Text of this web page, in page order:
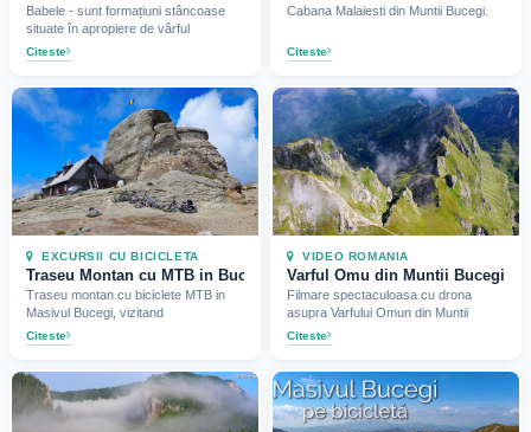
Babele - sunt formațiuni stâncoase
situate în apropiere de vârful
Citeste
Cabana Malaiesti din Muntii Bucegi.
Citeste
EXCURSII CU BICICLETA
Traseu Montan cu MTB in Bucegi (Babele, Sfinxul si Vf Omu)
Traseu montan cu biciclete MTB in
Masivul Bucegi, vizitand
Citeste
VIDEO ROMANIA
Varful Omu din Muntii Bucegi
Filmare spectaculoasa cu drona
asupra Varfului Omun din Muntii
Citeste